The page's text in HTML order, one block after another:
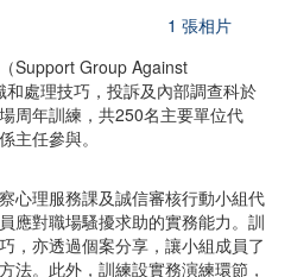
1 張相片
Support Group Against
處理技巧，投訴及內部調查科於
周年訓練，共250名主要單位代
主任參與。
心理服務課及誠信審核行動小組代
應對職場騷擾求助的實務能力。訓
，亦透過個案分享，讓小組成員了
法。此外，訓練設實務演練環節，